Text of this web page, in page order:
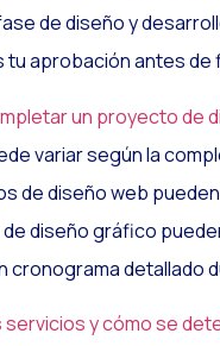
de diseño y
tu aprobación antes
un proyecto de
variar según la
de diseño web
diseño gráfico
cronograma detallado
y cómo se